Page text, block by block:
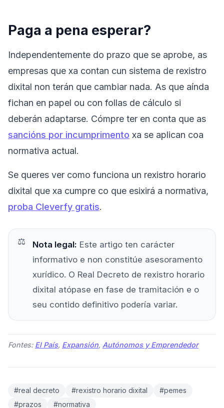
Paga a pena esperar?
Independentemente do prazo que se aprobe, as
empresas que xa contan cun sistema de rexistro
dixital non terán que cambiar nada. As que aínda
fichan en papel ou con follas de cálculo si
deberán adaptarse. Cómpre ter en conta que as
sancións por incumprimento xa se aplican coa
normativa actual.
Se queres ver como funciona un rexistro horario
dixital que xa cumpre co que esixirá a normativa,
proba Cleverfy gratis.
Nota legal: Este artigo ten carácter
informativo e non constitúe asesoramento
xurídico. O Real Decreto de rexistro horario
dixital atópase en fase de tramitación e o
seu contido definitivo podería variar.
Fontes: El País, Expansión, Autónomos y Emprendedor
#real decreto #rexistro horario dixital
#pemes
#prazos
#normativa